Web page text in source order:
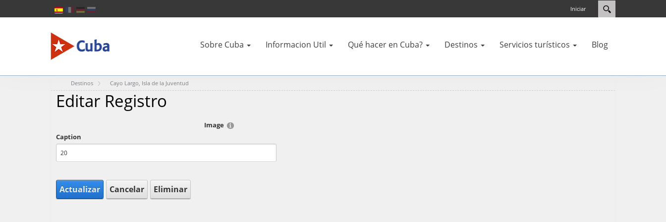
Iniciar
Sobre Cuba Informacion Util Qué hacer en Cuba? Destinos Servicios turísticos Blog
Destinos Cayo Largo, Isla de la Juventud
Editar Registro
Image
Caption
Actualizar Cancelar Eliminar